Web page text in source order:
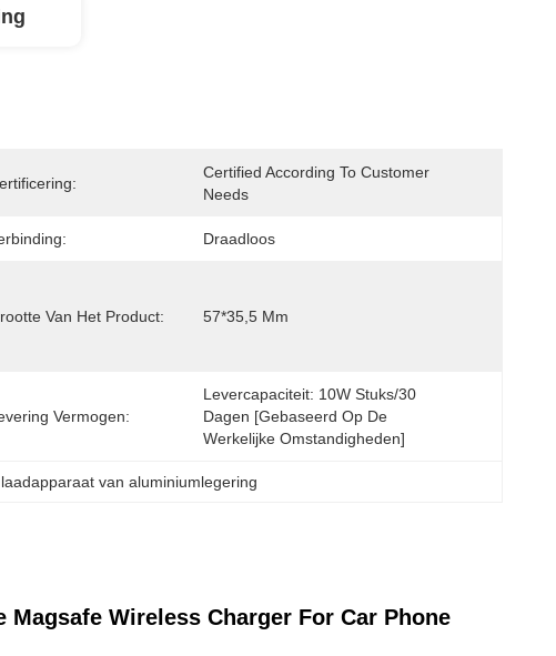
Certified According To Customer
Needs
Draadloos
Van Het Product: 57*35,5 Mm
Vermogen:
Levercapaciteit: 10W Stuks/30
Dagen [gebaseerd Op De
Werkelijke Omstandigheden]
van aluminiumlegering
Wireless Charger For Car Phone